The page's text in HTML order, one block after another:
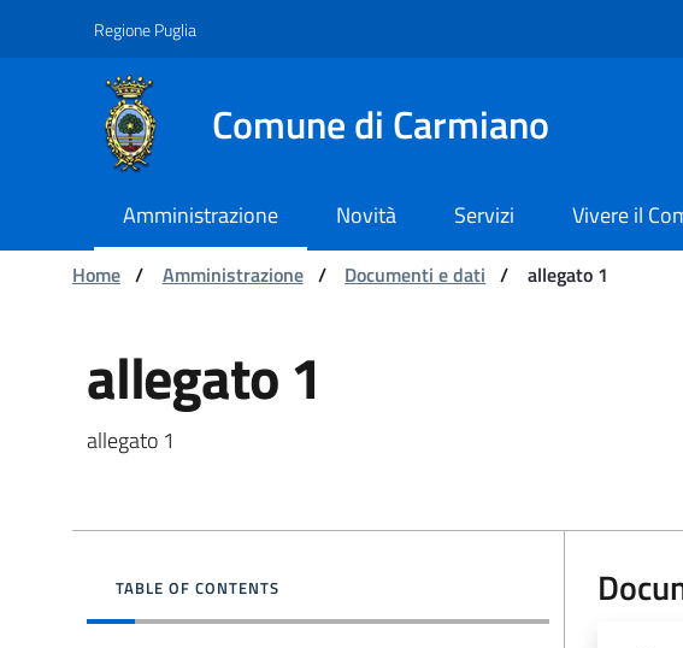
Navigation
Skip to ContentRegione Puglia
Comune di Carmiano
Amministrazione Novità Servizi Vivere il
You are:
Home / Amministrazione / Documenti e dati / allegato 1
allegato 1 - Comune di
allegato 1
allegato 1
TABLE OF CONTENTS